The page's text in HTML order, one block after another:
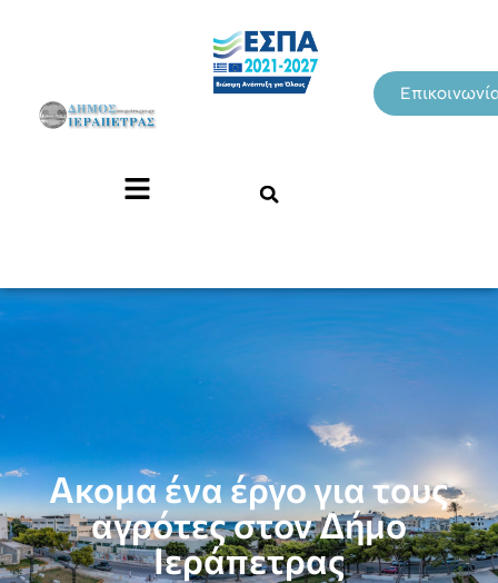
Ακομα ένα έργο για τους
αγρότες στον Δήμο
Ιεράπετρας